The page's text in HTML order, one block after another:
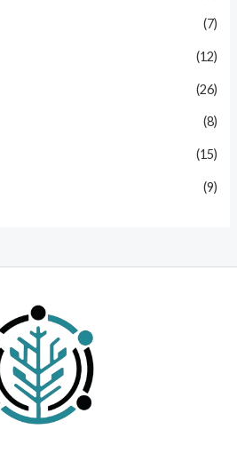
(7)
(12)
(26)
(8)
(15)
(9)